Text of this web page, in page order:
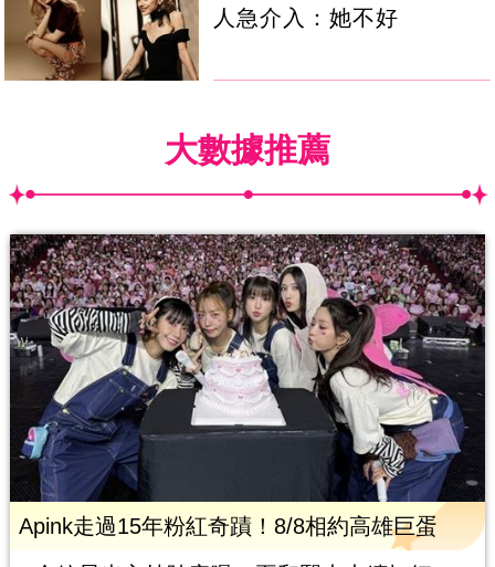
人急介入：她不好
大數據推薦
Apink走過15年粉紅奇蹟！8/8相約高雄巨蛋